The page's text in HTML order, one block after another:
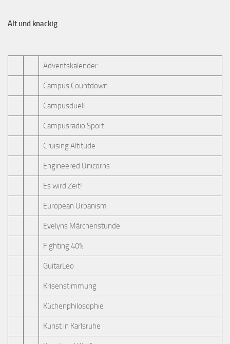
Alt und knackig
Adventskalender
Campus Countdown
Campusduell
Campusradio Sport
Cruising Altitude
Engineered Unicorns
Es wird Zeit!
European Urbanism
Evelyns Märchenstunde
Fighting 40%
GuitarLeo
Krisenstimmung
Küchenphilosophie
Kunst in Karlsruhe